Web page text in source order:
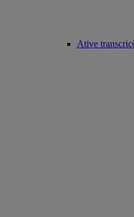
Ative